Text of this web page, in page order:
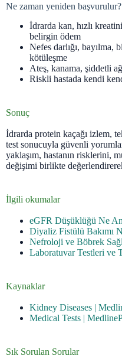
Ne zaman yeniden başvurulur?
İdrarda kan, hızlı
belirgin ödem
Nefes darlığı, bayılma,
kötüleşme
Ateş, kanama, şiddetli
Riskli hastada kendi
Sonuç
İdrarda protein kaçağı izlem,
test sonucuyla güvenli
yaklaşım, hastanın risklerini,
değişimi birlikte
İlgili okumalar
eGFR Düşüklüğü Ne
Diyaliz Fistülü Bakımı
Nefroloji ve Böbrek
Laboratuvar Testleri ve
Kaynaklar
Kidney Diseases |
Medical Tests |
Sık Sorulan Sorular